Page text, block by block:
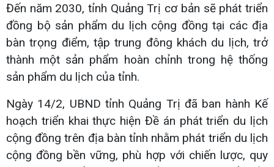
Đến năm 2030, tỉnh Quảng Trị cơ bản sẽ phát triển
đồng bộ sản phẩm du lịch cộng đồng tại các địa
bàn trọng điểm, tập trung đông khách du lịch, trở
thành một sản phẩm hoàn chỉnh trong hệ thống
sản phẩm du lịch của tỉnh.
Ngày 14/2, UBND tỉnh Quảng Trị đã ban hành Kế
hoạch triển khai thực hiện Đề án phát triển du lịch
cộng đồng trên địa bàn tỉnh nhằm phát triển du lịch
cộng đồng bền vững, phù hợp với chiến lược, quy